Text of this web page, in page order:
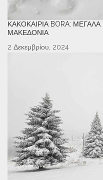
ΚΑΚΟΚΑΙΡΊΑ BORA:
ΜΑΚΕΔΟΝΊΑ
2 Δεκεμβρίου, 2024